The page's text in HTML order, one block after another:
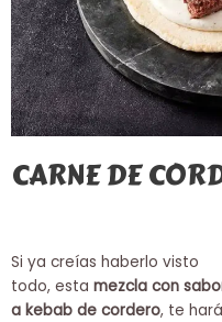
CARNE DE
Si ya creías haberlo visto
todo, esta mezcla con
a kebab de cordero, te hará